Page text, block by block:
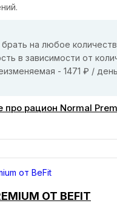
на любое
в зависимости от
- 1471 ₽ / день
про рацион Normal
ОТ BEFIT